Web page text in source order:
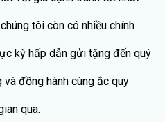
tôi còn có nhiều chính
kỳ hấp dẫn gửi tặng đến quý
đồng hành cùng ắc quy
qua.